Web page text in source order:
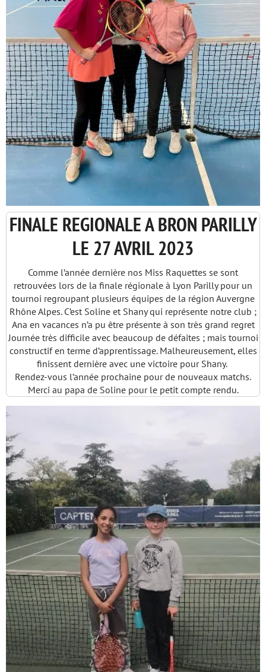
FINALE REGIONALE A BRON PARILLY
LE 27 AVRIL 2023
Comme l’année dernière nos Miss Raquettes se sont
retrouvées lors de la finale régionale à Lyon Parilly pour un
tournoi regroupant plusieurs équipes de la région Auvergne
Rhône Alpes. C’est Soline et Shany qui représente notre club ;
Ana en vacances n’a pu être présente à son très grand regret
Journée très difficile avec beaucoup de défaites ; mais tournoi
constructif en terme d’apprentissage. Malheureusement, elles
finissent dernière avec une victoire pour Shany.
Rendez-vous l’année prochaine pour de nouveaux matchs.
Merci au papa de Soline pour le petit compte rendu.